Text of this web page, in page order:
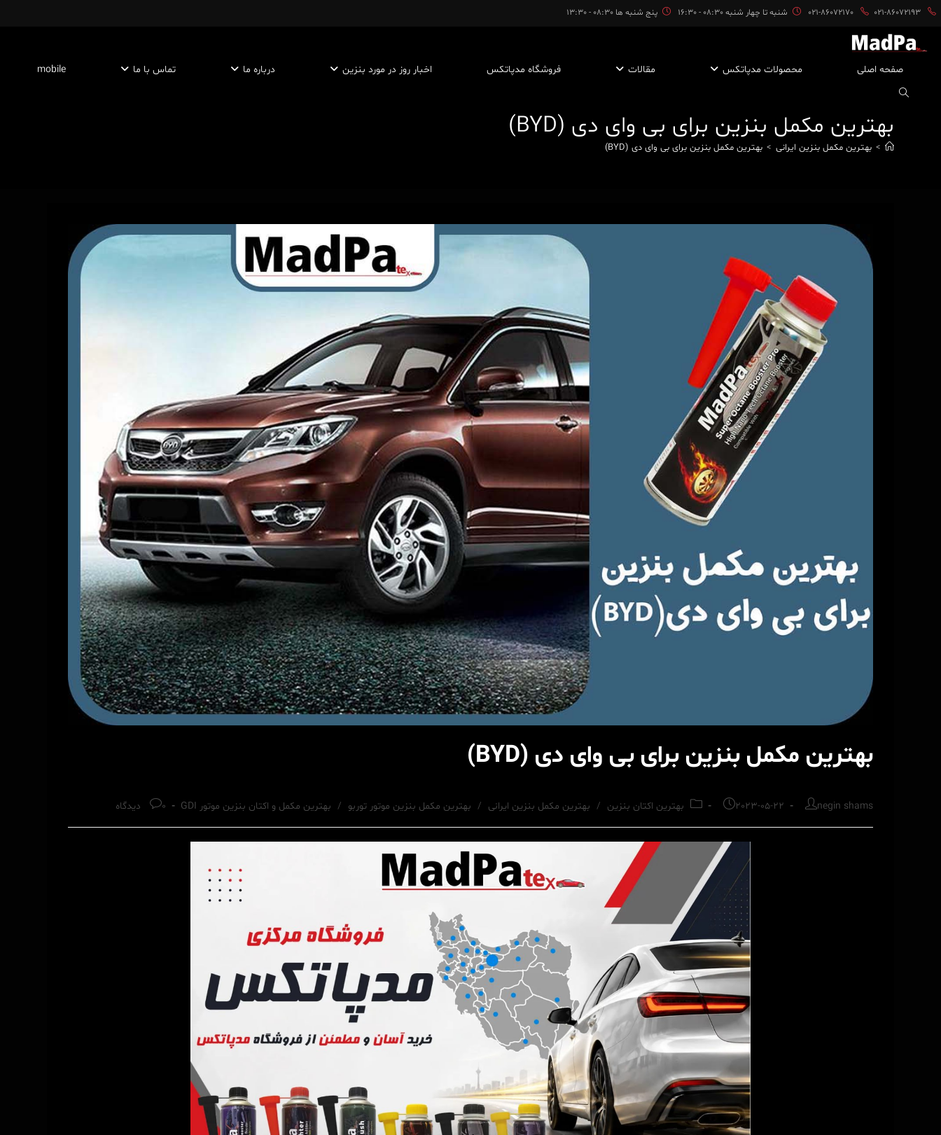
پایان
021-86072170 021-86072193 شنبه تا چهار شنبه 08:30 - 16:30 پنج شنبه ها 08:30 - 13:30
صفحه اصلی محصولات مدپاتکس مقالات فروشگاه مدپاتکس اخبار روز در مورد بنزین درباره ما تماس با ما mobile
بهترین مکمل بنزین برای بی وای دی (BYD)
> بهترین مکمل بنزین ایرانی > بهترین مکمل بنزین برای بی وای دی (BYD)
بهترین مکمل بنزین برای بی وای دی (BYD)
Post
negin shams
Post
2023-05-22
Postبهترین اکتان بنزین / بهترین مکمل بنزین ایرانی / بهترین مکمل بنزین موتور توربو / بهترین مکمل و اکتان بنزین موتور GDI
Post
0 دیدگاه